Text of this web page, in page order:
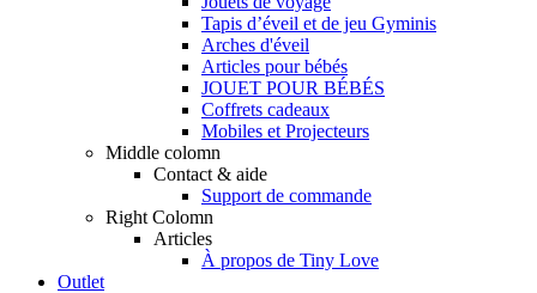
Tapis d’éveil et de jeu Gyminis
Arches d'éveil
Articles pour bébés
JOUET POUR BÉBÉS
Coffrets cadeaux
Mobiles et Projecteurs
Middle colomn
Contact & aide
Support de commande
Right Colomn
Articles
À propos de Tiny Love
Outlet